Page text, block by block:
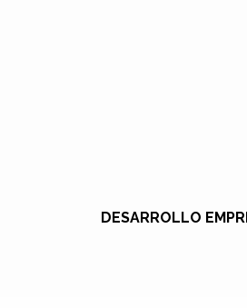
DESARROLLO